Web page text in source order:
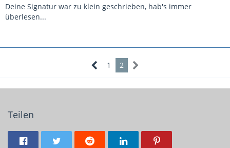
Deine Signatur war zu klein geschrieben, hab's immer
überlesen...
1 2
Teilen